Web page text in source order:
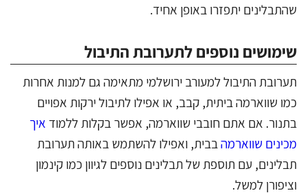
שהתבלינים יתפזרו באופן אחיד.
שימושים נוספים לתערובת התיבול
תערובת התיבול למעורב ירושלמי מתאימה גם למנות אחרות
כמו שווארמה ביתית, קבב, או אפילו לתיבול ירקות אפויים
בתנור. אם אתם חובבי שווארמה, אפשר בקלות ללמוד איך
מכינים שווארמהבבית, ואפילו להשתמש באותה תערובת
תבלינים, עם תוספת של תבלינים נוספים לגיוון כמו קינמון
וציפורן למשל.